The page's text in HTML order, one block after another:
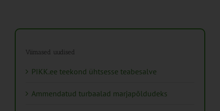
Viimased uudised
PIKK.ee teekond ühtsesse teabesalve
Ammendatud turbaalad marjapõldudeks